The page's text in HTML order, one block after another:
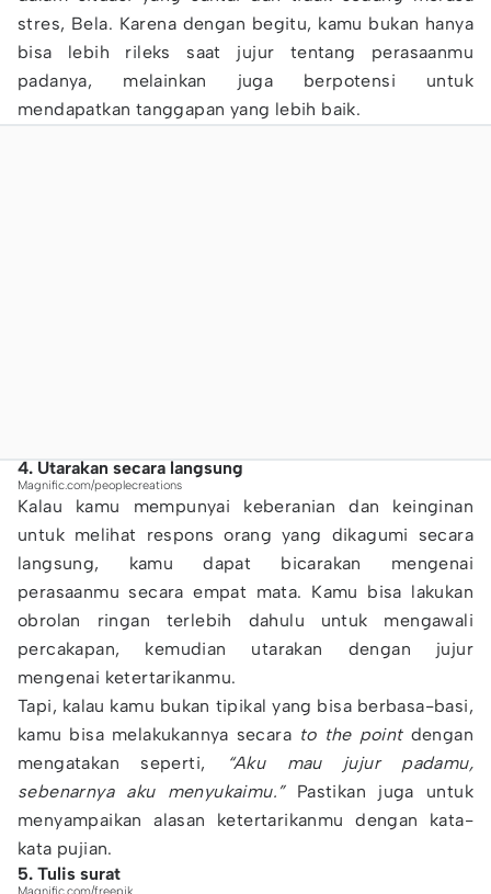
stres, Bela. Karena dengan begitu, kamu bukan hanya
bisa lebih rileks saat jujur tentang perasaanmu
padanya, melainkan juga berpotensi untuk
mendapatkan tanggapan yang lebih baik.
4. Utarakan secara langsung
Magnific.com/peoplecreations
Kalau kamu mempunyai keberanian dan keinginan
untuk melihat respons orang yang dikagumi secara
langsung, kamu dapat bicarakan mengenai
perasaanmu secara empat mata. Kamu bisa lakukan
obrolan ringan terlebih dahulu untuk mengawali
percakapan, kemudian utarakan dengan jujur
mengenai ketertarikanmu.
Tapi, kalau kamu bukan tipikal yang bisa berbasa-basi,
kamu bisa melakukannya secara to the pointdengan
mengatakan seperti, “Aku mau jujur padamu,
sebenarnya aku menyukaimu.”Pastikan juga untuk
menyampaikan alasan ketertarikanmu dengan kata-
kata pujian.
5. Tulis surat